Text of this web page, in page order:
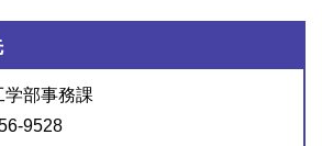
部事務課
9528